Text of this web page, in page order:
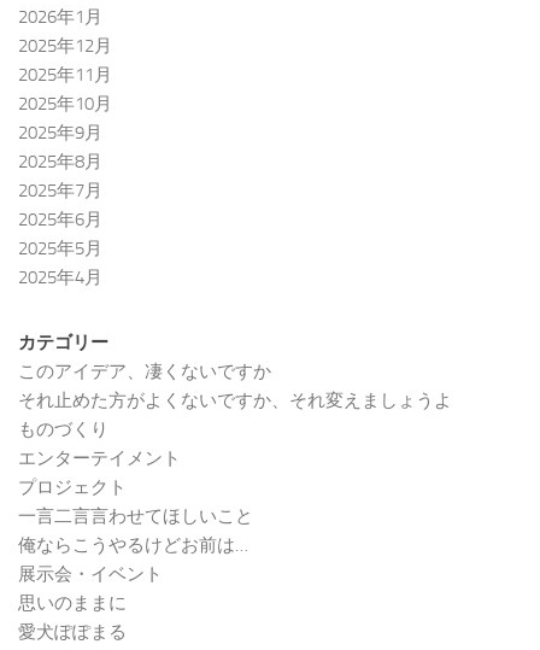
2026年1月
2025年12月
2025年11月
2025年10月
2025年9月
2025年8月
2025年7月
2025年6月
2025年5月
2025年4月
カテゴリー
このアイデア、凄くないですか
それ止めた方がよくないですか、それ変えましょうよ
ものづくり
エンターテイメント
プロジェクト
一言二言言わせてほしいこと
俺ならこうやるけどお前は…
展示会・イベント
思いのままに
愛犬ぽぽまる